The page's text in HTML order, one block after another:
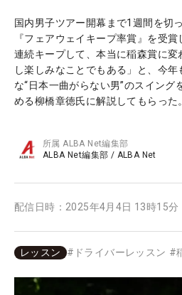
国内男子ツアー開幕まで1週間を切
『フェアウェイキープ率賞』を受
連続キープして、本当に稲森賞に
し楽しみなことでもある」と、今
な“日本一曲がらない男”のスイング
める柳橋章徳氏に解説してもらった。
所属ALBA Net編集部
ALBA Net編集部 / ALBA Net
配信日時： 2025年4月4日 13時15分
レッスン # ドライバーレッスン #